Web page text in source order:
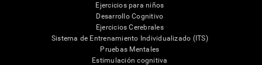
Ejercicios para niños
Desarrollo Cognitivo
Ejercicios Cerebrales
Sistema de Entrenamiento Individualizado (ITS)
Pruebas Mentales
Estimulación cognitiva